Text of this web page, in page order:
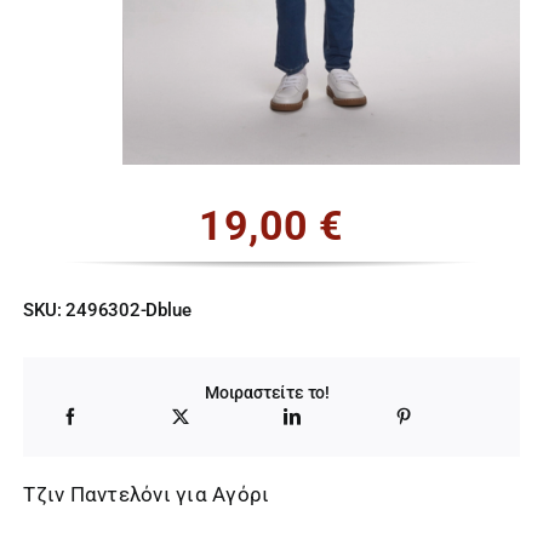
19,00 €
SKU:2496302-Dblue
Μοιραστείτε το!
Τζιν Παντελόνι για Αγόρι